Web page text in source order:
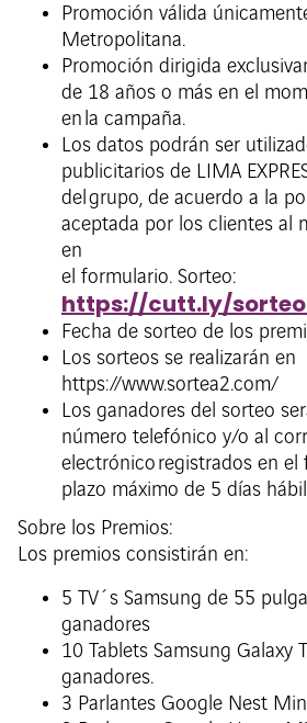
Promoción válida
Metropolitana.
Promoción dirigida
de 18 años o más en el
en la campaña.
Los datos podrán ser
publicitarios de LIMA
del grupo, de acuerdo a la
aceptada por los clientes al
en
el formulario. Sorteo:
https://cutt.ly/
Fecha de sorteo de los
Los sorteos se realizarán en
https://www.sortea2.com/
Los ganadores del sorteo
número telefónico y/o al
electrónico registrados en el
plazo máximo de 5 días
Sobre los Premios:
Los premios consistirán en:
5 TV´s Samsung de 55
ganadores
10 Tablets Samsung Galaxy
ganadores.
3 Parlantes Google Nest